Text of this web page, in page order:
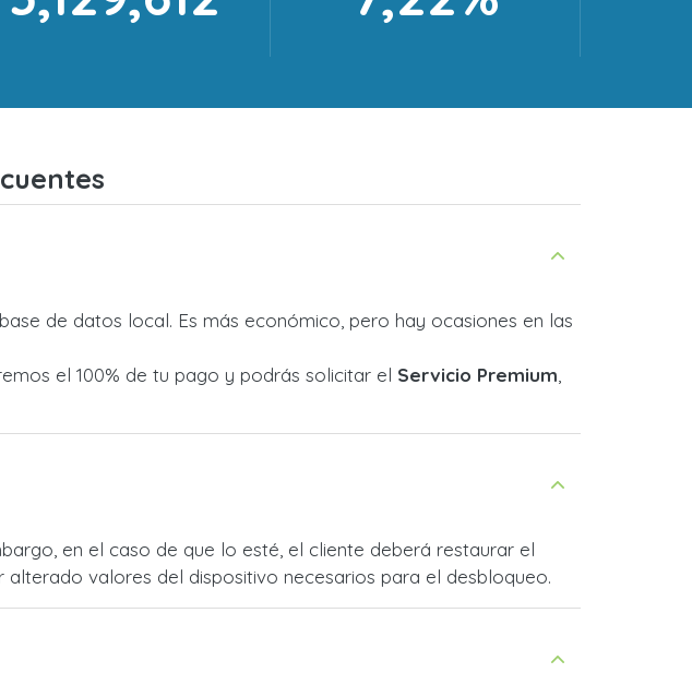
de datos local. Es más económico, pero hay ocasiones en las
el 100% de tu pago y podrás solicitar el Servicio Premium
en el caso de que lo esté, el cliente deberá restaurar el
valores del dispositivo necesarios para el desbloqueo.